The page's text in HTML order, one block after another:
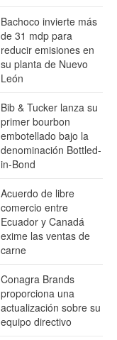
Bachoco invierte más
de 31 mdp para
reducir emisiones en
su planta de Nuevo
León
Bib & Tucker lanza su
primer bourbon
embotellado bajo la
denominación Bottled-
in-Bond
Acuerdo de libre
comercio entre
Ecuador y Canadá
exime las ventas de
carne
Conagra Brands
proporciona una
actualización sobre su
equipo directivo